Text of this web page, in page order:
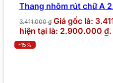
Thang nhôm rút chữ A
3.411.000₫ Giá gốc là:
hiện tại là: 2.900.000 ₫.
-15%